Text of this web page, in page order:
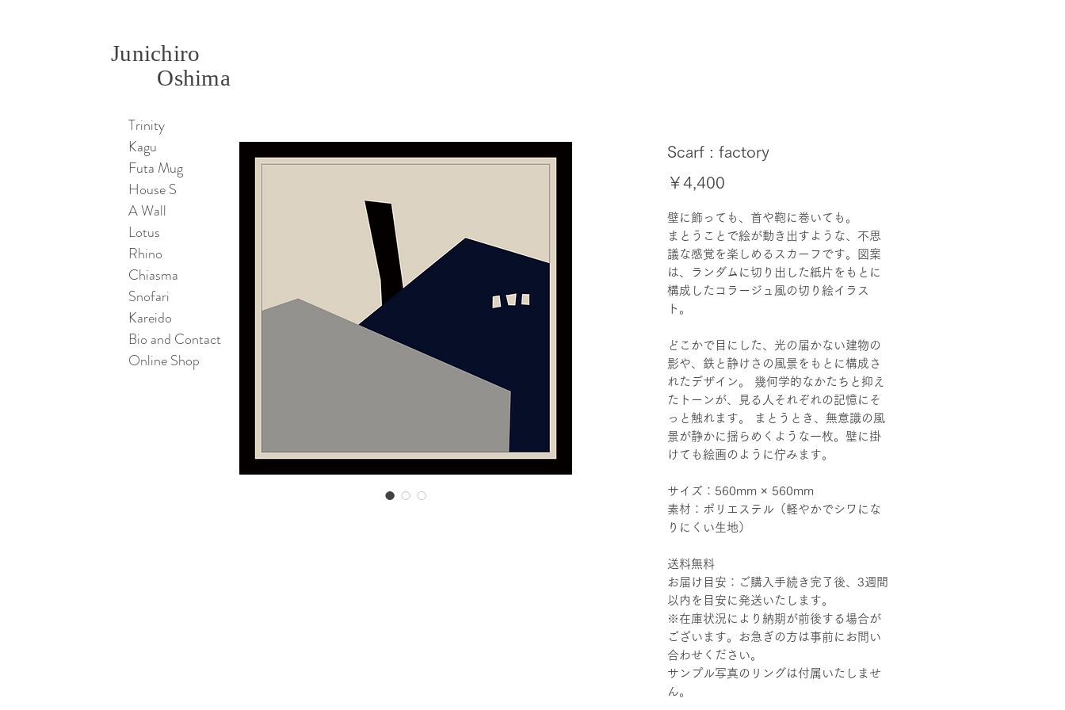
Trinity
Kagu
Futa Mug
House S
A Wall
Lotus
Rhino
Chiasma
Snofari
Kareido
Bio and Contact
Online Shop
Junichiro
Oshima
Scarf : factory
￥4,400
壁に飾っても、首や鞄に巻いても。
まとうことで絵が動き出すような、不思
議な感覚を楽しめるスカーフです。図案
は、ランダムに切り出した紙片をもとに
構成したコラージュ風の切り絵イラス
ト。
どこかで目にした、光の届かない建物の
影や、鉄と静けさの風景をもとに構成さ
れたデザイン。 幾何学的なかたちと抑え
たトーンが、見る人それぞれの記憶にそ
っと触れます。 まとうとき、無意識の風
景が静かに揺らめくような一枚。壁に掛
けても絵画のように佇みます。
サイズ：560mm × 560mm
素材：ポリエステル（軽やかでシワにな
りにくい生地）
送料無料
お届け目安：ご購入手続き完了後、3週間
以内を目安に発送いたします。
※在庫状況により納期が前後する場合が
ございます。お急ぎの方は事前にお問い
合わせください。
サンプル写真のリングは付属いたしませ
ん。